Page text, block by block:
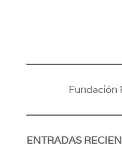
Fundación
ENTRADAS